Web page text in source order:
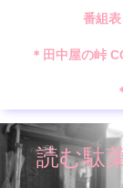
読む駄
番組表
＊田中屋の峠